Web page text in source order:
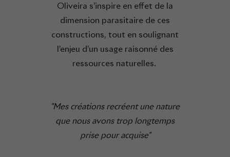
Oliveira s’inspire en effet de la
dimension parasitaire de ces
constructions, tout en soulignant
l’enjeu d’un usage raisonné des
ressources naturelles.
"Mes créations recréent une nature
que nous avons trop longtemps
prise pour acquise"